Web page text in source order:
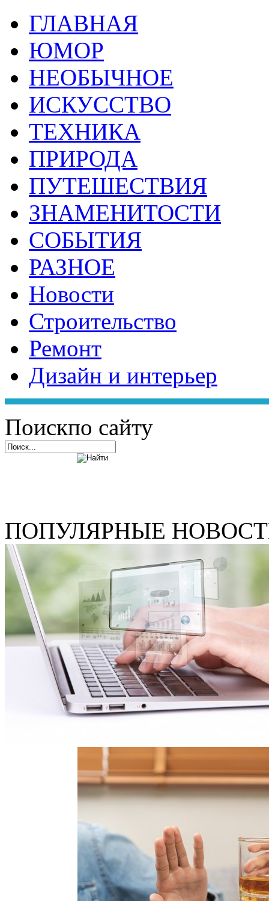
ГЛАВНАЯ
ЮМОР
НЕОБЫЧНОЕ
ИСКУССТВО
ТЕХНИКА
ПРИРОДА
ПУТЕШЕСТВИЯ
ЗНАМЕНИТОСТИ
СОБЫТИЯ
РАЗНОЕ
Новости
Строительство
Ремонт
Дизайн и интерьер
Поискпо сайту
ПОПУЛЯРНЫЕ